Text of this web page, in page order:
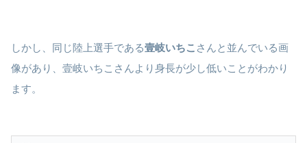
しかし、同じ陸上選手である壹岐いちこ さんと並んでいる画
像があり、壹岐いちこさんより身長が少し低いことがわかり
ます。